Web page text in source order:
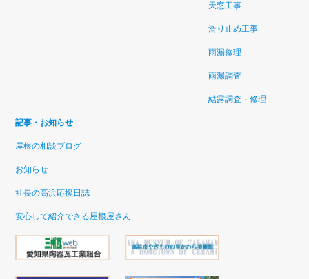
天窓工事
滑り止め工事
雨漏修理
雨漏調査
結露調査・修理
記事・お知らせ
屋根の相談ブログ
お知らせ
社長の高浜応援日誌
安心して紹介できる屋根屋さん